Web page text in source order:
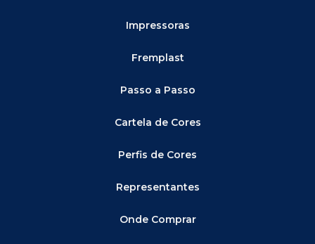
Impressoras
Fremplast
Passo a Passo
Cartela de Cores
Perfis de Cores
Representantes
Onde Comprar